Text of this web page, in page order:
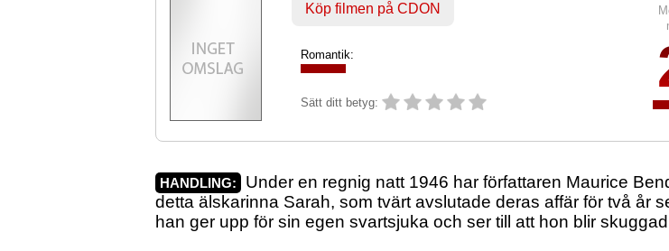
Köp filmen på CDON
Romantik:
Sätt ditt betyg:
HANDLING:
Under en regnig natt 1946 har författaren Maurice
detta älskarinna Sarah, som tvärt avslutade deras affär för två år
han ger upp för sin egen svartsjuka och ser till att hon blir